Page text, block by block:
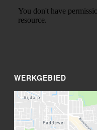
WERKGEBIED